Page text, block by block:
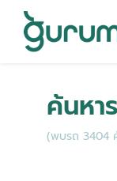
ค้นห
(พบรถ 3404
เพื่อการใ
ต่อบัญชีก